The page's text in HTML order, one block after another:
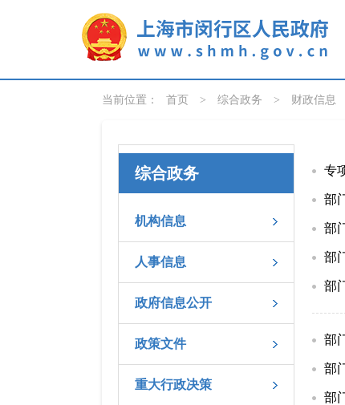
当前位置： 首页 > 综合政务 > 财政信息
综合政务
机构信息
人事信息
政府信息公开
政策文件
重大行政决策
专
部
部
部
部
部
部
部